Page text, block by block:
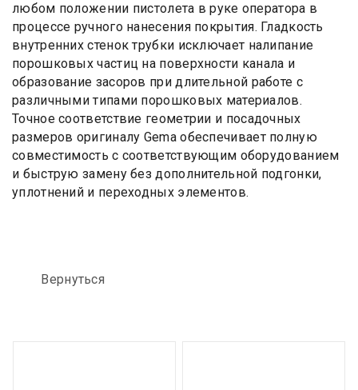
любом положении пистолета в руке оператора в
процессе ручного нанесения покрытия. Гладкость
внутренних стенок трубки исключает налипание
порошковых частиц на поверхности канала и
образование засоров при длительной работе с
различными типами порошковых материалов.
Точное соответствие геометрии и посадочных
размеров оригиналу Gema обеспечивает полную
совместимость с соответствующим оборудованием
и быструю замену без дополнительной подгонки,
уплотнений и переходных элементов.
Вернуться